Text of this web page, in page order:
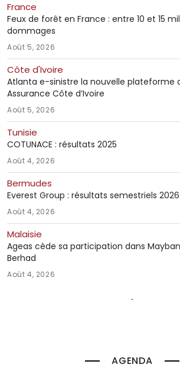
AGENDA
France
Feux de forêt en France : entre 10 et 15
dommages
Août 5, 2026
Côte d'Ivoire
Atlanta e-sinistre la nouvelle plateforme
Assurance Côte d’Ivoire
Août 5, 2026
Tunisie
COTUNACE : résultats 2025
Août 4, 2026
Bermudes
Everest Group : résultats semestriels 2026
Août 4, 2026
Malaisie
Ageas cède sa participation dans
Berhad
Août 4, 2026